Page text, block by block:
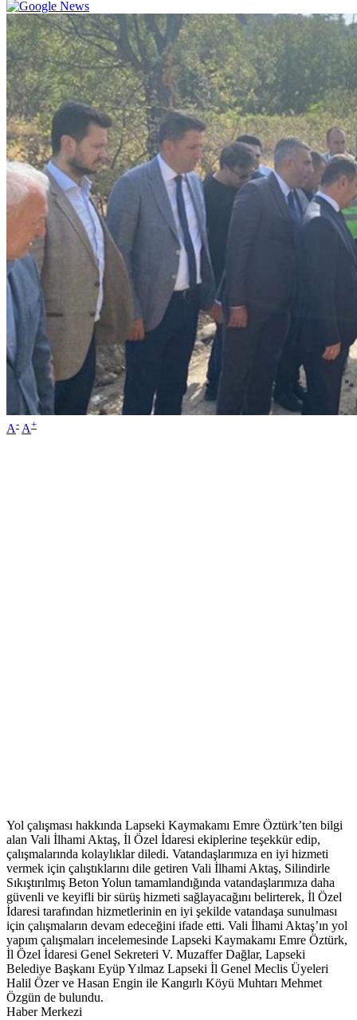
A- A+
Yol çalışması hakkında Lapseki Kaymakamı Emre Öztürk’ten bilgi
alan Vali İlhami Aktaş, İl Özel İdaresi ekiplerine teşekkür edip,
çalışmalarında kolaylıklar diledi. Vatandaşlarımıza en iyi hizmeti
vermek için çalıştıklarını dile getiren Vali İlhami Aktaş, Silindirle
Sıkıştırılmış Beton Yolun tamamlandığında vatandaşlarımıza daha
güvenli ve keyifli bir sürüş hizmeti sağlayacağını belirterek, İl Özel
İdaresi tarafından hizmetlerinin en iyi şekilde vatandaşa sunulması
için çalışmaların devam edeceğini ifade etti. Vali İlhami Aktaş’ın yol
yapım çalışmaları incelemesinde Lapseki Kaymakamı Emre Öztürk,
İl Özel İdaresi Genel Sekreteri V. Muzaffer Dağlar, Lapseki
Belediye Başkanı Eyüp Yılmaz Lapseki İl Genel Meclis Üyeleri
Halil Özer ve Hasan Engin ile Kangırlı Köyü Muhtarı Mehmet
Özgün de bulundu.
Haber Merkezi